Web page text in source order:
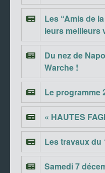
Les “Amis de
leurs meilleurs
Du nez de
Warche !
Le programme
« HAUTES
Les travaux du
Samedi 7